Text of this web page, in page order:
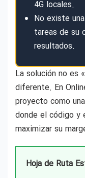
4G locales.
No existe
tareas de su
resultados.
La solución no es
diferente. En
proyecto como
donde el código y
maximizar su
Hoja de Ruta